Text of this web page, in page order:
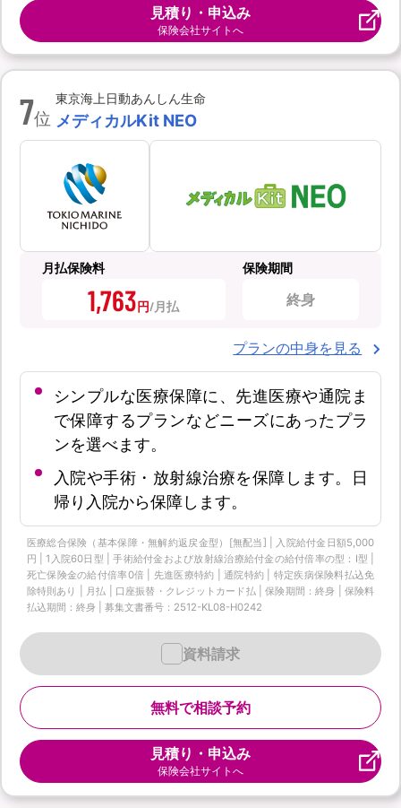
見積り・申込み
保険会社サイトへ
7位
東京海上日動あんしん生命
メディカルKit NEO
月払保険料
1,763円
保険期間
終身
プランの中身を見る
シンプルな医療保障に、先進医療や通院ま
で保障するプランなどニーズにあったプラ
ンを選べます。
入院や手術・放射線治療を保障します。日
帰り入院から保障します。
医療総合保険（基本保障・無解約返戻金型）[無配当] | 入院給付金日額5,000
円 | 1入院60日型 | 手術給付金および放射線治療給付金の給付倍率の型：I型 |
死亡保険金の給付倍率0倍 | 先進医療特約 | 通院特約 | 特定疾病保険料払込免
除特則あり | 月払 | 口座振替・クレジットカード払 | 保険期間：終身 | 保険料
払込期間：終身 | 募集文書番号：2512-KL08-H0242
無料で相談予約
資料請求
見積り・申込み
保険会社サイトへ